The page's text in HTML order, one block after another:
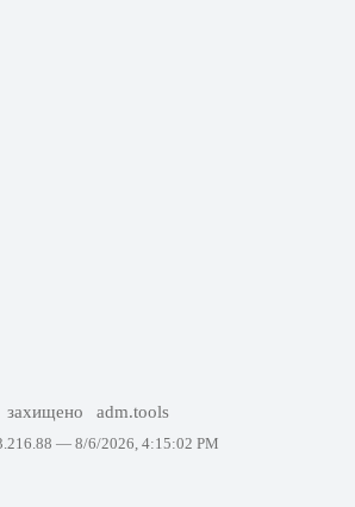
захищено adm.tools
— 8/6/2026, 4:15:02 PM